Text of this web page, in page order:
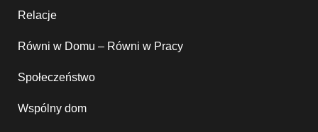
Relacje
Równi w Domu – Równi w Pracy
Społeczeństwo
Wspólny dom